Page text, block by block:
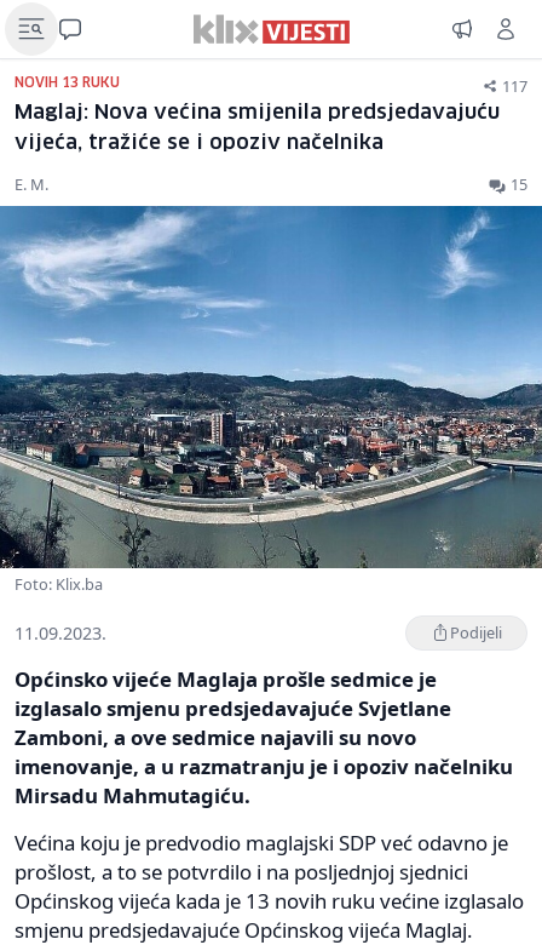
NOVIH 13 RUKU 117
Maglaj: Nova većina smijenila predsjedavajuću
vijeća, tražiće se i opoziv načelnika
E. M. 15
Foto: Klix.ba
11.09.2023. Podijeli
Općinsko vijeće Maglaja prošle sedmice je
izglasalo smjenu predsjedavajuće Svjetlane
Zamboni, a ove sedmice najavili su novo
imenovanje, a u razmatranju je i opoziv načelniku
Mirsadu Mahmutagiću.
Većina koju je predvodio maglajski SDP već odavno je
prošlost, a to se potvrdilo i na posljednjoj sjednici
Općinskog vijeća kada je 13 novih ruku većine izglasalo
smjenu predsjedavajuće Općinskog vijeća Maglaj.